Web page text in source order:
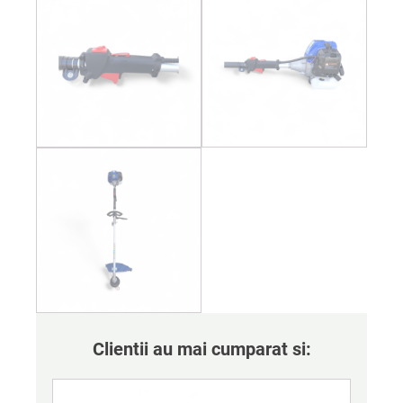
Clientii au mai cumparat si: